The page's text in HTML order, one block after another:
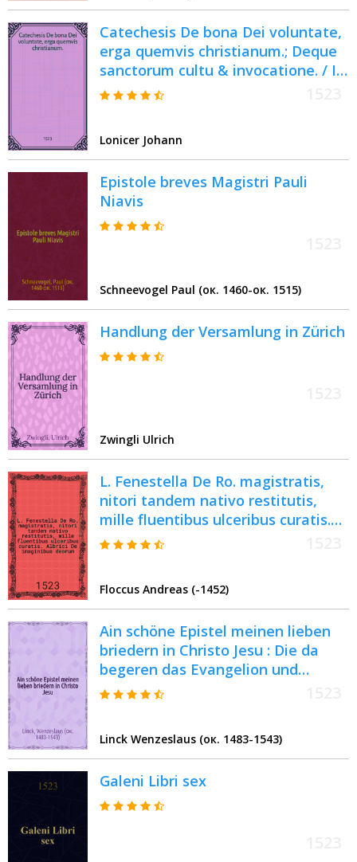
Catechesis De bona Dei voluntate,
erga quemvis christianum.; Deque
sanctorum cultu & invocatione. / Io.
Loniceri
Lonicer Johann
Epistole breves Magistri Pauli
Niavis
Schneevogel Paul (ок. 1460-ок. 1515)
Handlung der Versamlung in Zürich
Zwingli Ulrich
L. Fenestella De Ro. magistratis,
nitori tandem nativo restitutis,
mille fluentibus ulceribus curatis.
Albrici De imaginibus deorum
Floccus Andreas (-1452)
Ain schöne Epistel meinen lieben
briedern in Christo Jesu : Die da
begeren das Evangelion und
hoffnung haben inn Gott : Welche
umb deβ wir nit von jnen werden
betrogen
Linck Wenzeslaus (ок. 1483-1543)
Galeni Libri sex